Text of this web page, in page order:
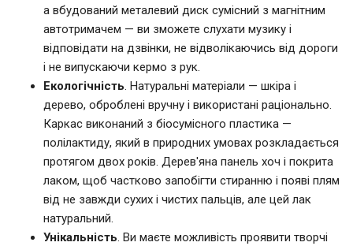
а вбудований металевий диск сумісний з магнітним
автотримачем — ви зможете слухати музику і
відповідати на дзвінки, не відволікаючись від дороги
і не випускаючи кермо з рук.
Екологічність. Натуральні матеріали — шкіра і
дерево, оброблені вручну і використані раціонально.
Каркас виконаний з біосумісного пластика —
полілактиду, який в природних умовах розкладається
протягом двох років. Дерев'яна панель хоч і покрита
лаком, щоб частково запобігти стиранню і появі плям
від не завжди сухих і чистих пальців, але цей лак
натуральний.
Унікальність. Ви маєте можливість проявити творчі